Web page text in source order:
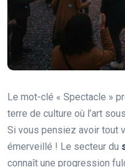
Le mot-clé « Spectacle »
terre de culture où l’art
Si vous pensiez avoir tout
émerveillé ! Le secteur du
connaît une progression